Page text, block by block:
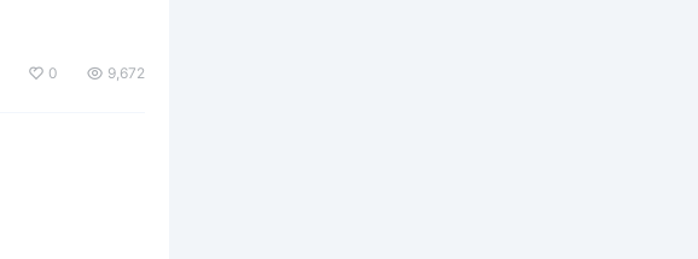
0 9,672